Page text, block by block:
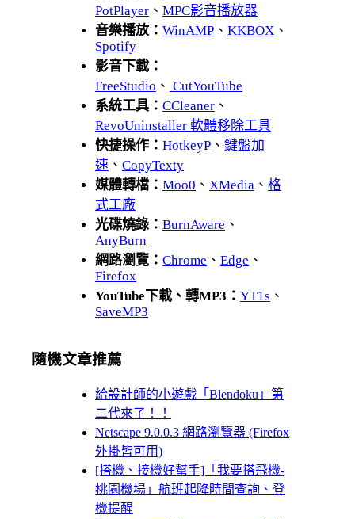
PotPlayer 、 MPC影音播放器
音樂播放： WinAMP 、 KKBOX 、
Spotify
影音下載：
FreeStudio 、 CutYouTube
系統工具： CCleaner 、
RevoUninstaller 軟體移除工具
快捷操作： HotkeyP 、 鍵盤加
速 、 CopyTexty
媒體轉檔： Moo0 、 XMedia 、 格
式工廠
光碟燒錄： BurnAware 、
AnyBurn
網路瀏覽： Chrome 、 Edge 、
Firefox
YouTube下載、轉MP3： YT1s 、
SaveMP3
隨機文章推薦
給設計師的小遊戲「Blendoku」第
二代來了！！
Netscape 9.0.0.3 網路瀏覽器 (Firefox
外掛皆可用)
[搭機、接機好幫手]「我要搭飛機-
桃園機場」航班起降時間查詢、登
機提醒